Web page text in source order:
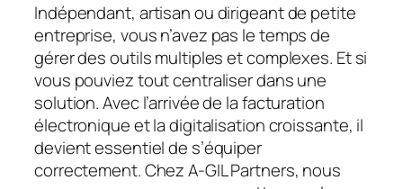
Indépendant, artisan ou dirigeant de petite
entreprise, vous n’avez pas le temps de
gérer des outils multiples et complexes. Et si
vous pouviez tout centraliser dans une
solution. Avec l’arrivée de la facturation
électronique et la digitalisation croissante, il
devient essentiel de s’équiper
correctement. Chez A-GIL Partners, nous